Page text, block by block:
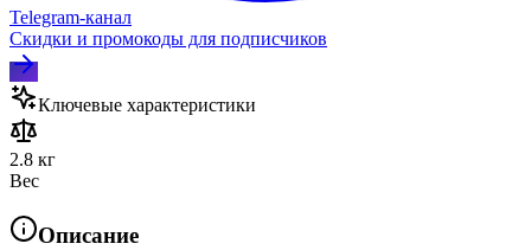
Telegram‑канал
Скидки и промокоды для подписчиков
Ключевые характеристики
2.8 кг
Вес
Описание